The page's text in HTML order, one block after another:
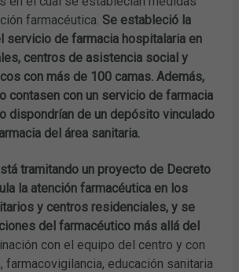
farmacéutica. Se estableció la
servicio de farmacia hospitalaria en
centros de asistencia social y
con más de 100 camas. Además,
contasen con un servicio de farmacia
dispondrían de un depósito vinculado
del área sanitaria.
tramitando un proyecto de Decreto
la atención farmacéutica en los
y centros residenciales, y se
del farmacéutico más allá del
con el equipo del centro y con
farmacovigilancia, educación sanitaria